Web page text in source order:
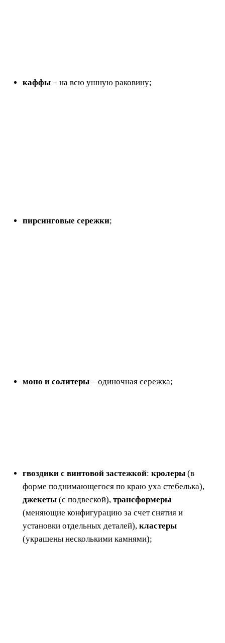
каффы – на всю ушную раковину;
пирсинговые сережки;
моно и солитеры – одиночная сережка;
гвоздики с винтовой застежкой: кролеры (в
форме поднимающегося по краю уха стебелька),
джекеты (с подвеской), трансформеры
(меняющие конфигурацию за счет снятия и
установки отдельных деталей), кластеры
(украшены несколькими камнями);